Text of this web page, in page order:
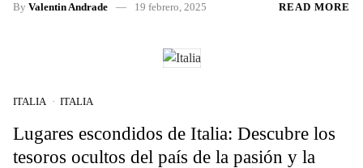
By Valentin Andrade 19 febrero, 2025 READ MORE
ITALIA ITALIA
Lugares escondidos de Italia: Descubre los
tesoros ocultos del país de la pasión y la